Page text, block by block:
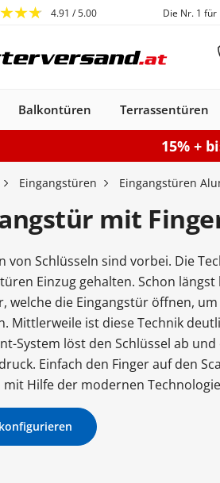
4.91 / 5.00 Die Nr. 1 für
Kunststoff-Alu
Fenster
Holzfenster
Fenster
Fenstergrößen
& Videos
Balkontüren
Balkontüren
Kunststoff-Alu
Balkontür
Balkontüren Maße
& Videos
Terrassentüren
Türen Smart-Slide
Terrassentür
& Videos
Haustüren
Stahl-Alu
Haustüren
Aluminium
Haustür konfigurieren
Glas Haustür Maße
Raffstores
Konfigurieren
& Videos
Doppeltor
Gartentor
& Videos
Sektionaltore
konfigurieren
& Videos
Carports Carports freistehend
Carport konfigurieren
Carport Farben
& Videos
15% +
Eingangstüren Eingangstüren
mit
von Schlüsseln sind vorbei. Die
Einzug gehalten. Schon
welche die Eingangstür öffnen,
Mittlerweile ist diese Technik
System löst den Schlüssel ab
Einfach den Finger auf den
mit Hilfe der modernen